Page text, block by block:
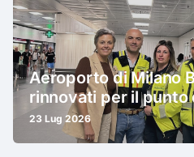
Aeroporto di Milano
rinnovati per il punto
23 Lug 2026